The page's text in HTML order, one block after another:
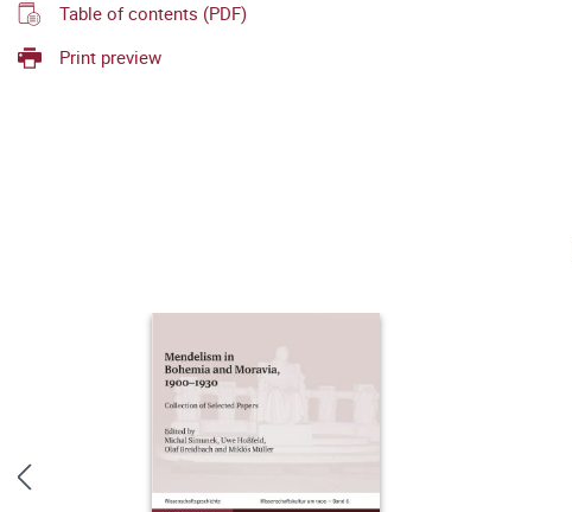
Table of contents (PDF)
Print preview